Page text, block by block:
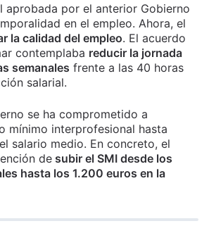
aprobada por el anterior Gobierno
en el empleo. Ahora, el
la calidad del empleo. El acuerdo
contemplaba reducir la jornada
semanales frente a las 40 horas
salarial.
se ha comprometido a
mínimo interprofesional hasta
salario medio. En concreto, el
de subir el SMI desde los
hasta los 1.200 euros en la